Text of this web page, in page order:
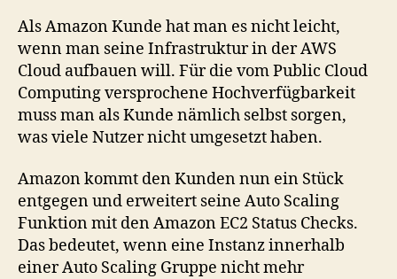
Als Amazon Kunde hat man es nicht leicht,
wenn man seine Infrastruktur in der AWS
Cloud aufbauen will. Für die vom Public Cloud
Computing versprochene Hochverfügbarkeit
muss man als Kunde nämlich selbst sorgen,
was viele Nutzer nicht umgesetzt haben.
Amazon kommt den Kunden nun ein Stück
entgegen und erweitert seine Auto Scaling
Funktion mit den Amazon EC2 Status Checks.
Das bedeutet, wenn eine Instanz innerhalb
einer Auto Scaling Gruppe nicht mehr